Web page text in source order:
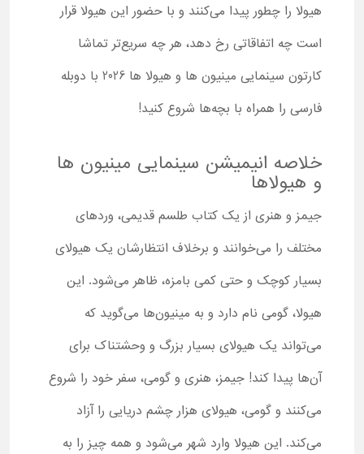
هیولا را چطور پیدا می‌کنند و با حضور این هیولا قرار
است چه اتفاقاتی رخ دهد، هر چه سریع‌تر تماشا
کارتون سینمایی مینیون ها و هیولا ها 2026 با دوبله
فارسی را همراه با بچه‌ها شروع کنید!
خلاصه انیمیشن سینمایی مینیون ها
و هیولاها
جیمز و هنری از یک کتاب طلسم قدیمی، وردهای
مختلف را می‌خوانند و برخلاف انتظارشان یک هیولای
بسیار کوچک و حتی کمی بامزه، ظاهر می‌شود. این
هیولا، گومی نام دارد و به مینیون‌ها می‌گوید که
می‌تواند یک هیولای بسیار بزرگ و وحشتناک برای
آن‌ها پیدا کند! جیمز، هنری و گومی، سفر خود را شروع
می‌کنند و گومی، هیولای هزار چشم دریایی را آزاد
می‌کند. این هیولا وارد شهر می‌شود و همه چیز را به